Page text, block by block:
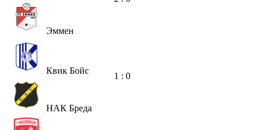
Эммен
Квик Бойс
НАК Бреда
1 : 0